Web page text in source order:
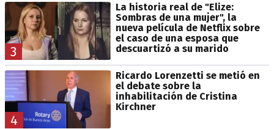
3
La historia real de "Elize:
Sombras de una mujer", la
nueva película de Netflix sobre
el caso de una esposa que
descuartizó a su marido
4
Ricardo Lorenzetti se metió en
el debate sobre la
inhabilitación de Cristina
Kirchner